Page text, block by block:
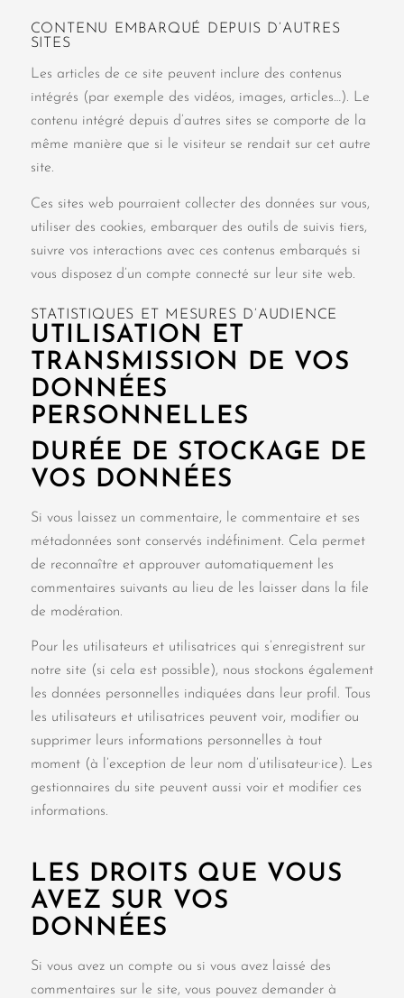
CONTENU EMBARQUÉ DEPUIS D’AUTRES
SITES
Les articles de ce site peuvent inclure des contenus
intégrés (par exemple des vidéos, images, articles…). Le
contenu intégré depuis d’autres sites se comporte de la
même manière que si le visiteur se rendait sur cet autre
site.
Ces sites web pourraient collecter des données sur vous,
utiliser des cookies, embarquer des outils de suivis tiers,
suivre vos interactions avec ces contenus embarqués si
vous disposez d’un compte connecté sur leur site web.
STATISTIQUES ET MESURES D’AUDIENCE
UTILISATION ET
TRANSMISSION DE VOS
DONNÉES
PERSONNELLES
DURÉE DE STOCKAGE DE
VOS DONNÉES
Si vous laissez un commentaire, le commentaire et ses
métadonnées sont conservés indéfiniment. Cela permet
de reconnaître et approuver automatiquement les
commentaires suivants au lieu de les laisser dans la file
de modération.
Pour les utilisateurs et utilisatrices qui s’enregistrent sur
notre site (si cela est possible), nous stockons également
les données personnelles indiquées dans leur profil. Tous
les utilisateurs et utilisatrices peuvent voir, modifier ou
supprimer leurs informations personnelles à tout
moment (à l’exception de leur nom d’utilisateur·ice). Les
gestionnaires du site peuvent aussi voir et modifier ces
informations.
LES DROITS QUE VOUS
AVEZ SUR VOS
DONNÉES
Si vous avez un compte ou si vous avez laissé des
commentaires sur le site, vous pouvez demander à